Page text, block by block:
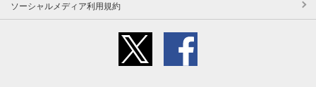
ソーシャルメディア利用規約